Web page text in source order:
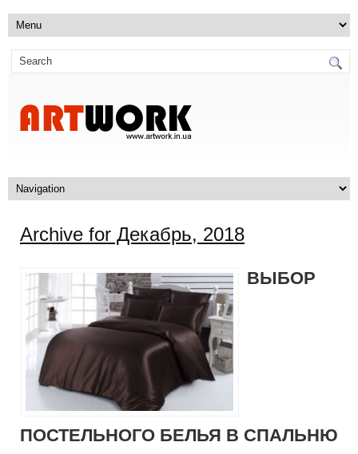
Archive for Декабрь, 2018
ВЫБОР
ПОСТЕЛЬНОГО БЕЛЬЯ В СПАЛЬНЮ